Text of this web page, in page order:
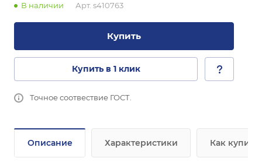
В наличии Арт. s410763
Купить
Купить в 1 клик
Точное соотвествие ГОСТ.
Описание Характеристики Как купить